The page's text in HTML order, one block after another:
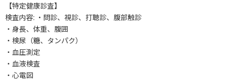
【特定健康診査】
検査内容: ・問診、視診、打聴診、腹部触診
・身長、体重、腹囲
・検尿（糖、タンパク）
・血圧測定
・血液検査
・心電図